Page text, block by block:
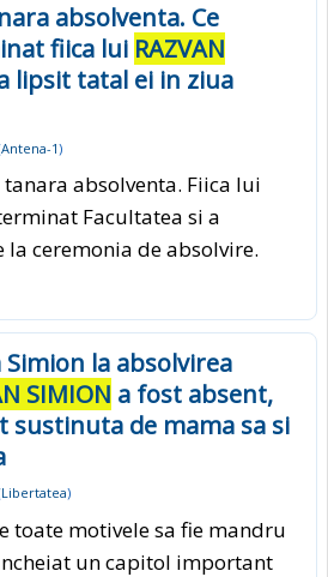
absolventa. Ce
fiica lui RAZVAN
lipsit tatal ei in ziua
Antena-1)
tanara absolventa. Fiica lui
Facultatea si a
ceremonia de absolvire.
la absolvirea
SIMION a fost absent,
sustinuta de mama sa si
Libertatea)
toate motivele sa fie mandru
un capitol important